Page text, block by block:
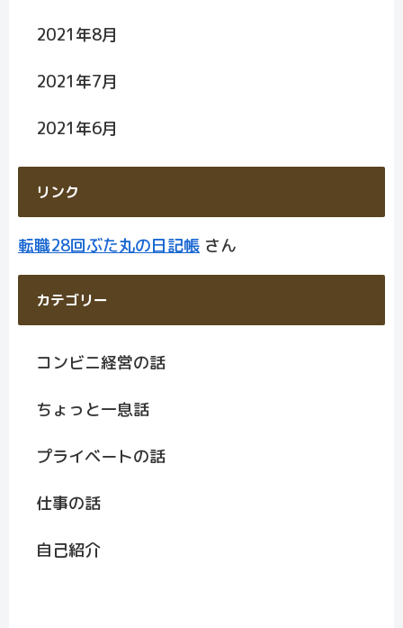
2021年8月
2021年7月
2021年6月
リンク
転職28回ぶた丸の日記帳 さん
カテゴリー
コンビニ経営の話
ちょっと一息話
プライベートの話
仕事の話
自己紹介